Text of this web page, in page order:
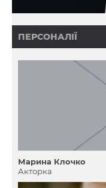
ПЕРСОНАЛІЇ
Марина Клочко
Акторка